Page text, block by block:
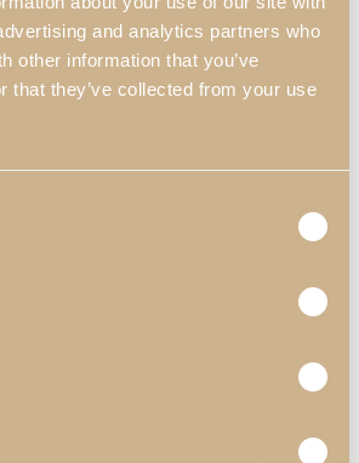
and analytics partners who
other information that you’ve
that they’ve collected from your use